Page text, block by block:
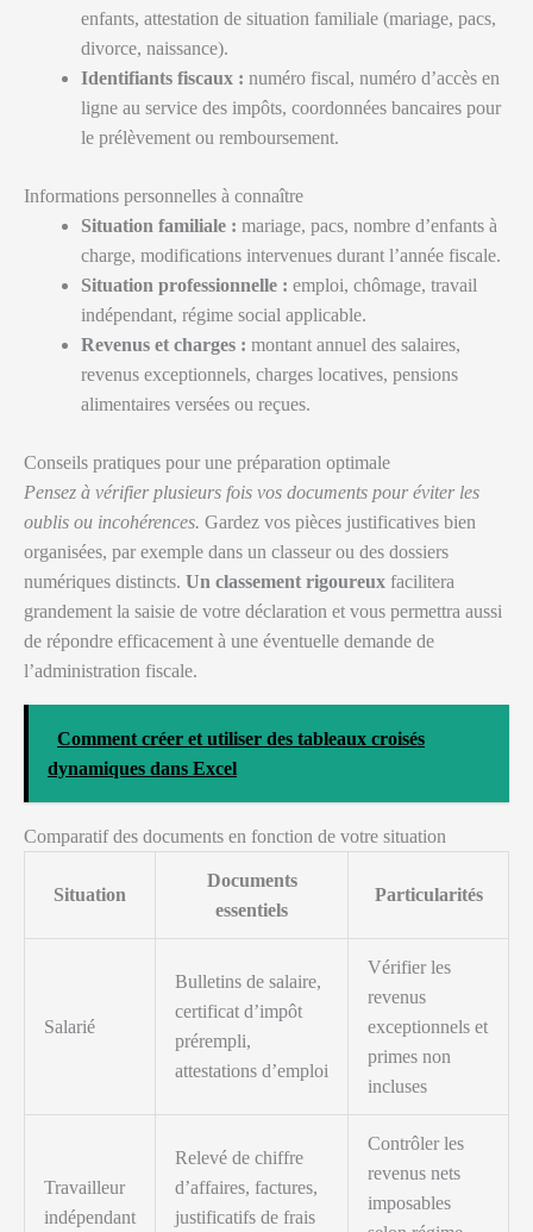
enfants, attestation de situation familiale (mariage, pacs,
divorce, naissance).
Identifiants fiscaux : numéro fiscal, numéro d’accès en
ligne au service des impôts, coordonnées bancaires pour
le prélèvement ou remboursement.
Informations personnelles à connaître
Situation familiale : mariage, pacs, nombre d’enfants à
charge, modifications intervenues durant l’année fiscale.
Situation professionnelle : emploi, chômage, travail
indépendant, régime social applicable.
Revenus et charges : montant annuel des salaires,
revenus exceptionnels, charges locatives, pensions
alimentaires versées ou reçues.
Conseils pratiques pour une préparation optimale
Pensez à vérifier plusieurs fois vos documents pour éviter les
oublis ou incohérences. Gardez vos pièces justificatives bien
organisées, par exemple dans un classeur ou des dossiers
numériques distincts. Un classement rigoureux facilitera
grandement la saisie de votre déclaration et vous permettra aussi
de répondre efficacement à une éventuelle demande de
l’administration fiscale.
Comment créer et utiliser des tableaux croisés
dynamiques dans Excel
Comparatif des documents en fonction de votre situation
Situation
Documents
essentiels
Particularités
Salarié
Bulletins de salaire,
certificat d’impôt
prérempli,
attestations d’emploi
Vérifier les
revenus
exceptionnels et
primes non
incluses
Travailleur
indépendant
Relevé de chiffre
d’affaires, factures,
justificatifs de frais
Contrôler les
revenus nets
imposables